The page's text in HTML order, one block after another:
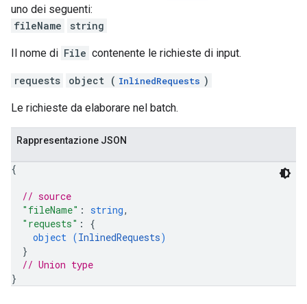
uno dei seguenti:
fileName
string
Il nome di File contenente le richieste di input.
requests object ( InlinedRequests )
Le richieste da elaborare nel batch.
Rappresentazione JSON
{
// source
"fileName" : string,
"requests" : {
object (InlinedRequests)
}
// Union type
}